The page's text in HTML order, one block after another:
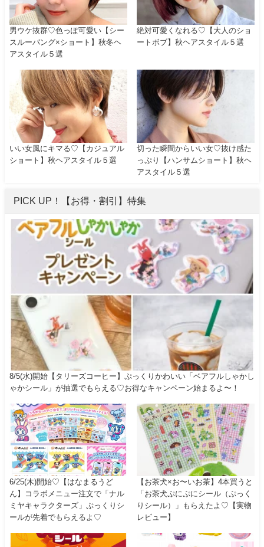
男ウケ抜群♡色っぽ可愛い【シー
スルーバング×ショート】秋冬ヘ
アスタイル５選
絶対可愛くなれる♡【大人のショ
ートボブ】秋ヘアスタイル５選
いい女風にキマる♡【カジュアル
ショート】秋ヘアスタイル５選
切った瞬間からいい女♡抜け感た
っぷり【ハンサムショート】秋ヘ
アスタイル５選
PICK UP！【お得・割引】特集
8/5(水)開始【タリーズコーヒー】ぷっくりかわいい「ベアフルしゃかし
ゃかシール」が抽選でもらえる♡お得なキャンペーン始まるよ〜！
6/25(木)開始♡【はなまるうど
ん】コラボメニュー注文で「ナル
ミヤキャラクターズ」ぷっくりシ
ールが先着でもらえるよ♡
【お茶犬×お〜いお茶】4本買うと
「お茶犬ぷにぷにシール（ぷっく
りシール）」もらえたよ♡【実物
レビュー】